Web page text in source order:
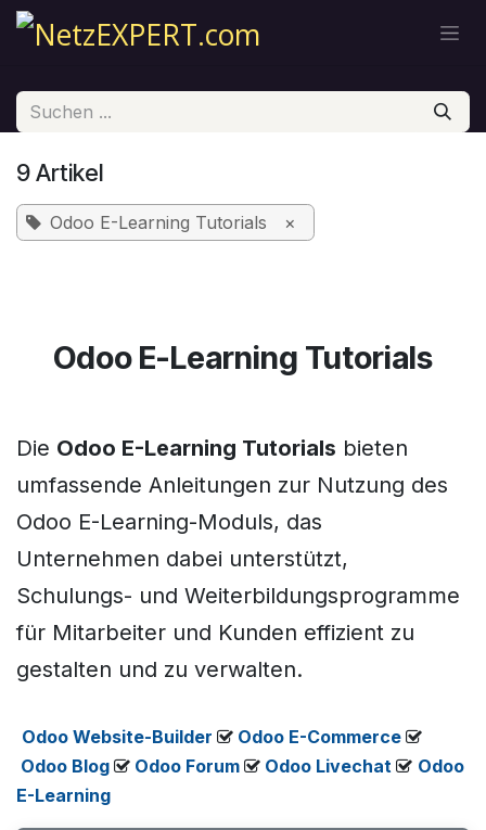
Zum Inhalt springen
9 Artikel
Odoo E-Learning Tutorials ×
Odoo E-Learning Tutorials
Die Odoo E-Learning Tutorials bieten
umfassende Anleitungen zur Nutzung des
Odoo E-Learning-Moduls, das
Unternehmen dabei unterstützt,
Schulungs- und Weiterbildungsprogramme
für Mitarbeiter und Kunden effizient zu
gestalten und zu verwalten.
Odoo Website-Builder Odoo E-Commerce
Odoo Blog
Odoo Forum Odoo Livechat
Odoo
E-Learning